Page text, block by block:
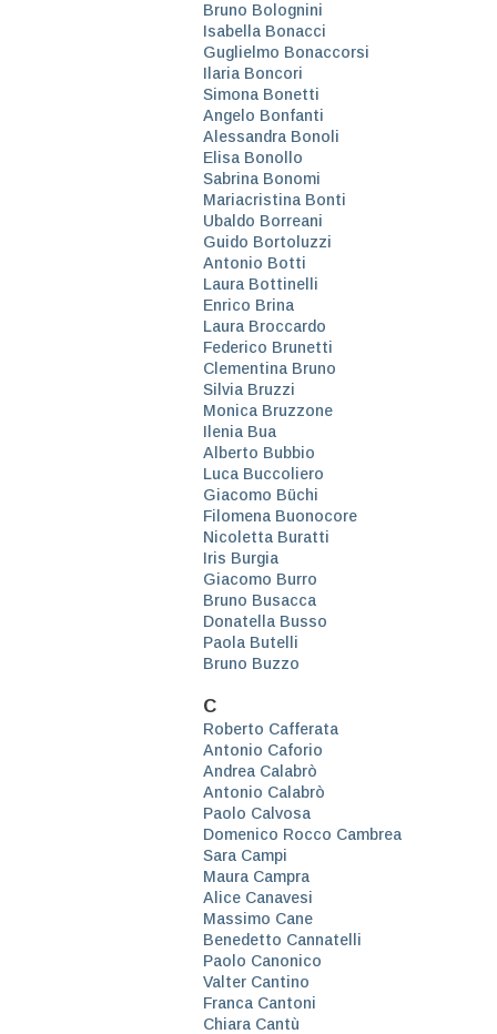
Bruno Bolognini
Isabella Bonacci
Guglielmo Bonaccorsi
Ilaria Boncori
Simona Bonetti
Angelo Bonfanti
Alessandra Bonoli
Elisa Bonollo
Sabrina Bonomi
Mariacristina Bonti
Ubaldo Borreani
Guido Bortoluzzi
Antonio Botti
Laura Bottinelli
Enrico Brina
Laura Broccardo
Federico Brunetti
Clementina Bruno
Silvia Bruzzi
Monica Bruzzone
Ilenia Bua
Alberto Bubbio
Luca Buccoliero
Giacomo Büchi
Filomena Buonocore
Nicoletta Buratti
Iris Burgia
Giacomo Burro
Bruno Busacca
Donatella Busso
Paola Butelli
Bruno Buzzo
C
Roberto Cafferata
Antonio Caforio
Andrea Calabrò
Antonio Calabrò
Paolo Calvosa
Domenico Rocco Cambrea
Sara Campi
Maura Campra
Alice Canavesi
Massimo Cane
Benedetto Cannatelli
Paolo Canonico
Valter Cantino
Franca Cantoni
Chiara Cantù